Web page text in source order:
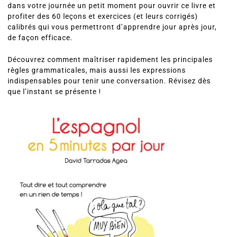
dans votre journée un petit moment pour ouvrir ce livre et
profiter des 60 leçons et exercices (et leurs corrigés)
calibrés qui vous permettront d’apprendre jour après jour,
de façon efficace.
Découvrez comment maîtriser rapidement les principales
règles grammaticales, mais aussi les expressions
indispensables pour tenir une conversation. Révisez dès
que l’instant se présente !